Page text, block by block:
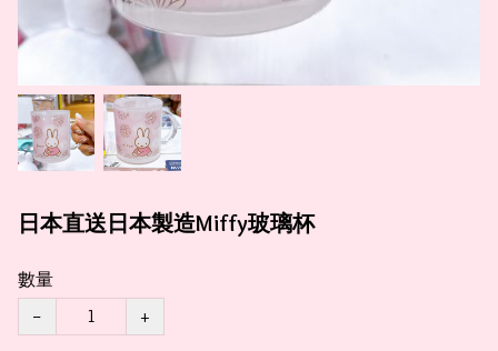
日本直送日本製造Miffy玻璃杯
數量
−
+